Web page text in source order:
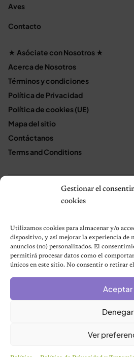
Gestionar el
cookies
Utilizamos cookies para almacenar y/o
dispositivo, y así mejorar la experiencia de
anuncios (no) personalizados. El
permitirá procesar datos como el
únicos en este sitio. No consentir o retirar
Aceptar
Denegar
Ver
Aves
Contacto
★ Asóciate con Nosotros ★
Acerca de Nosotros
Términos y condiciones
Política de Privacidad
Política de cookies (UE)
Mapa del sitio
Contáctanos
Terms and Conditions
© 2026 Notas de
Política de